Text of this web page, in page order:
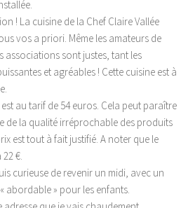
! La cuisine de la Chef Claire Vallée
vos a priori. Même les amateurs de
associations sont justes, tant les
et agréables ! Cette cuisine est à
au tarif de 54 euros. Cela peut paraître
de la qualité irréprochable des produits
est tout à fait justifié. A noter que le
€.
curieuse de revenir un midi, avec un
abordable » pour les enfants.